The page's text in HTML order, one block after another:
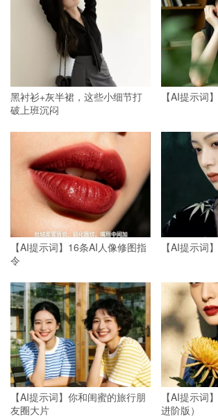
黑衬衫+灰半裙，这些小细节打
破上班沉闷
【AI提示词
【AI提示词】16条AI人像修图指
令
【AI提示词
【AI提示词】你和闺蜜的旅行朋
友圈大片
【AI提示词
进阶版）